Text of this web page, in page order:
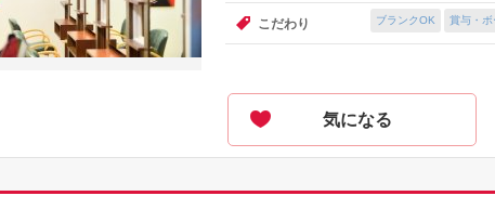
こだわり ブランクOK 賞与・ボ
気になる